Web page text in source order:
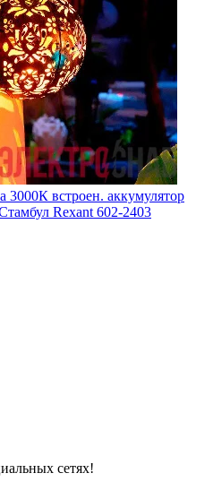
3000К встроен. аккумулятор
Rexant 602-2403
сетях!